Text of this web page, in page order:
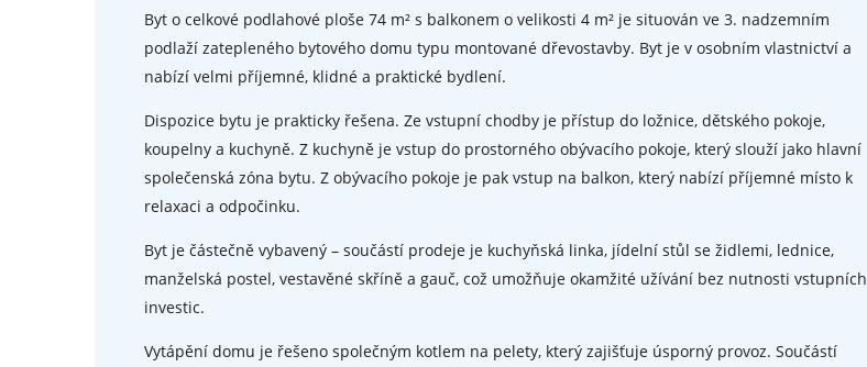
Byt o celkové podlahové ploše 74 m² s balkonem o velikosti 4 m² je situován ve 3. nadzemním
podlaží zatepleného bytového domu typu montované dřevostavby. Byt je v osobním vlastnictví a
nabízí velmi příjemné, klidné a praktické bydlení.
Dispozice bytu je prakticky řešena. Ze vstupní chodby je přístup do ložnice, dětského pokoje,
koupelny a kuchyně. Z kuchyně je vstup do prostorného obývacího pokoje, který slouží jako hlavní
společenská zóna bytu. Z obývacího pokoje je pak vstup na balkon, který nabízí příjemné místo k
relaxaci a odpočinku.
Byt je částečně vybavený – součástí prodeje je kuchyňská linka, jídelní stůl se židlemi, lednice,
manželská postel, vestavěné skříně a gauč, což umožňuje okamžité užívání bez nutnosti vstupních
investic.
Vytápění domu je řešeno společným kotlem na pelety, který zajišťuje úsporný provoz. Součástí